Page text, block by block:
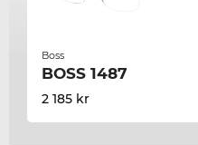
Boss
BOSS 1487
2 185 kr